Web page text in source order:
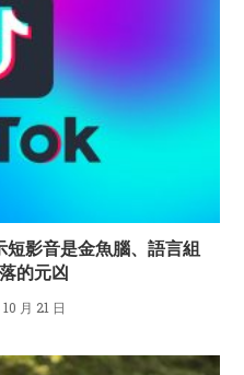
影音是金魚腦、語言組
的元凶
月 21 日